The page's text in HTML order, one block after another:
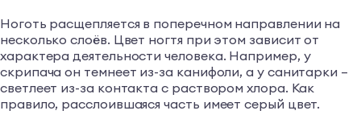
Ноготь расщепляется в поперечном направлении на
несколько слоёв. Цвет ногтя при этом зависит от
характера деятельности человека. Например, у
скрипача он темнеет из-за канифоли, а у санитарки –
светлеет из-за контакта с раствором хлора. Как
правило, расслоившаяся часть имеет серый цвет.